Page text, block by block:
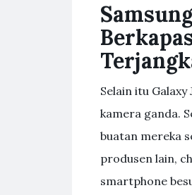
Selain itu
kamera ganda.
buatan mereka
produsen lain,
smartphone